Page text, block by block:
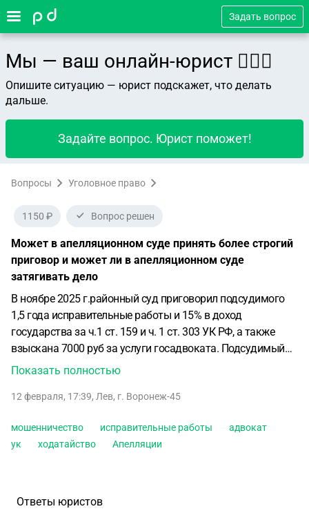
Задать вопрос
Мы — ваш онлайн-юрист 👨🏻‍⚖️
Опишите ситуацию — юрист подскажет, что делать
дальше.
Задайте вопрос. Юрист поможет!
Вопросы Уголовное право
1150 ₽ Вопрос решен
Может в апелляционном суде принять более строгий
приговор и может ли в апелляционном суде
затягивать дело
В ноябре 2025 г.районный суд приговорил подсудимого
1,5 года исправительные работы и 15% в доход
государства за ч.1 ст. 159 и ч. 1 ст. 303 УК РФ, а также
взыскана 7000 руб за услуги госадвоката. Подсудимый
подал апелляцию, который не устраивает суровый
тыс. и на покушение мошенничество 40 тыс.руб.
подписывал, так как указано, что подписан другим
лицом. Апелляция назначена в конце февраля.
много денег адвокат хочет.
Показать полностью
12 февраля, 17:39, Лев, г. Воронеж-45
мошенничество исправительные работы
адвокат
ук
ходатайство Апелляции
Ответы юристов